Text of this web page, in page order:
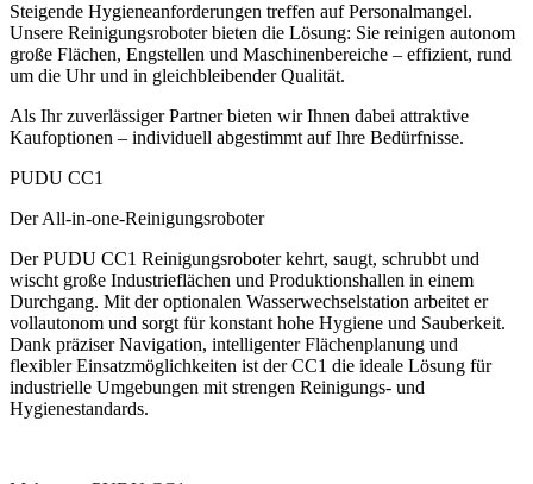
Steigende Hygieneanforderungen treffen auf Personalmangel.
Unsere Reinigungsroboter bieten die Lösung: Sie reinigen autonom
große Flächen, Engstellen und Maschinenbereiche – effizient, rund
um die Uhr und in gleichbleibender Qualität.
Als Ihr zuverlässiger Partner bieten wir Ihnen dabei attraktive
Kaufoptionen – individuell abgestimmt auf Ihre Bedürfnisse.
PUDU CC1
Der All-in-one-Reinigungsroboter
Der PUDU CC1 Reinigungsroboter kehrt, saugt, schrubbt und
wischt große Industrieflächen und Produktionshallen in einem
Durchgang. Mit der optionalen Wasserwechselstation arbeitet er
vollautonom und sorgt für konstant hohe Hygiene und Sauberkeit.
Dank präziser Navigation, intelligenter Flächenplanung und
flexibler Einsatzmöglichkeiten ist der CC1 die ideale Lösung für
industrielle Umgebungen mit strengen Reinigungs- und
Hygienestandards.